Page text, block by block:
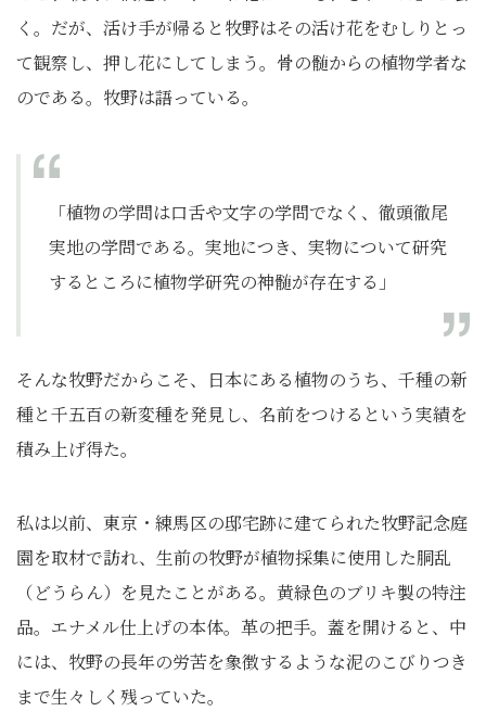
く。だが、活け手が帰ると牧野はその活け花をむしりとっ
て観察し、押し花にしてしまう。骨の髄からの植物学者な
のである。牧野は語っている。
「植物の学問は口舌や文字の学問でなく、徹頭徹尾
実地の学問である。実地につき、実物について研究
するところに植物学研究の神髄が存在する」
そんな牧野だからこそ、日本にある植物のうち、千種の新
種と千五百の新変種を発見し、名前をつけるという実績を
積み上げ得た。
私は以前、東京・練馬区の邸宅跡に建てられた牧野記念庭
園を取材で訪れ、生前の牧野が植物採集に使用した胴乱
（どうらん）を見たことがある。黄緑色のブリキ製の特注
品。エナメル仕上げの本体。革の把手。蓋を開けると、中
には、牧野の長年の労苦を象徴するような泥のこびりつき
まで生々しく残っていた。